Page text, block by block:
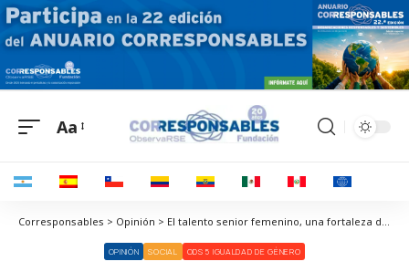
Aa
Corresponsables > Opinión > El talento senior femenino, una fortaleza de toda nuestra sociedad
OPINIÓN SOCIAL ODS 5 IGUALDAD DE GÉNERO